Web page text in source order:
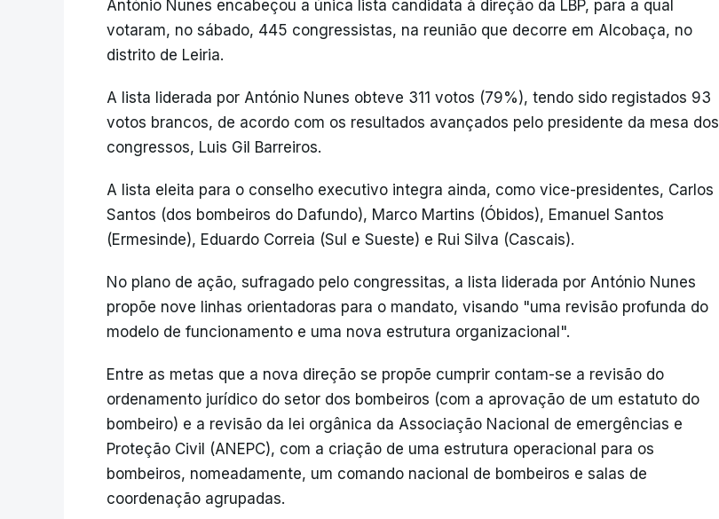
António Nunes encabeçou a única lista candidata à direção da LBP, para a qual
votaram, no sábado, 445 congressistas, na reunião que decorre em Alcobaça, no
distrito de Leiria.
A lista liderada por António Nunes obteve 311 votos (79%), tendo sido registados 93
votos brancos, de acordo com os resultados avançados pelo presidente da mesa dos
congressos, Luis Gil Barreiros.
A lista eleita para o conselho executivo integra ainda, como vice-presidentes, Carlos
Santos (dos bombeiros do Dafundo), Marco Martins (Óbidos), Emanuel Santos
(Ermesinde), Eduardo Correia (Sul e Sueste) e Rui Silva (Cascais).
No plano de ação, sufragado pelo congressitas, a lista liderada por António Nunes
propõe nove linhas orientadoras para o mandato, visando "uma revisão profunda do
modelo de funcionamento e uma nova estrutura organizacional".
Entre as metas que a nova direção se propõe cumprir contam-se a revisão do
ordenamento jurídico do setor dos bombeiros (com a aprovação de um estatuto do
bombeiro) e a revisão da lei orgânica da Associação Nacional de emergências e
Proteção Civil (ANEPC), com a criação de uma estrutura operacional para os
bombeiros, nomeadamente, um comando nacional de bombeiros e salas de
coordenação agrupadas.